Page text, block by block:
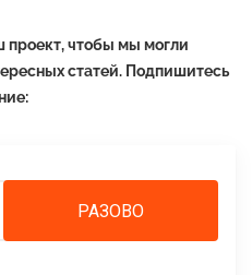
чтобы мы могли
статей. Подпишитесь
РАЗОВО